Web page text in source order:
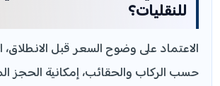
للنقليات؟
الاعتماد على وضوح السعر قبل الانطلاق،
حسب الركاب والحقائب، إمكانية الحجز